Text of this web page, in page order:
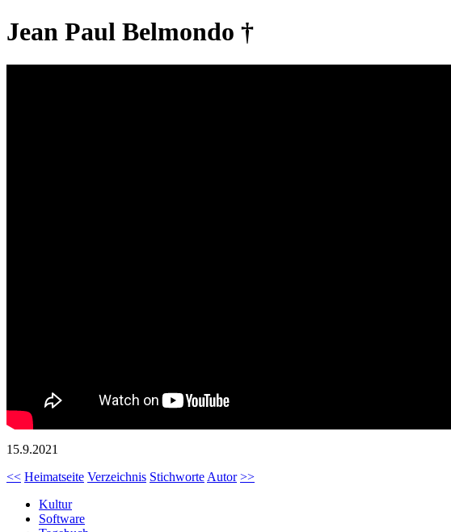
Jean Paul Belmondo †
15.9.2021
<< Heimatseite Verzeichnis Stichworte Autor >>
Kultur
Software